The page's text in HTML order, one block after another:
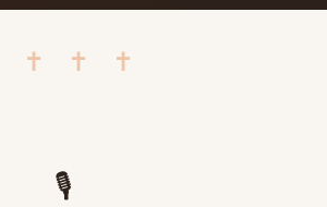
✝ ✝ ✝
🎙